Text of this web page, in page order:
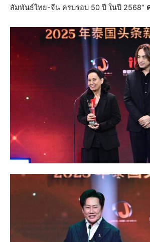
สัมพันธ์ไทย-จีน ครบรอบ 50 ปี ในปี 2568“